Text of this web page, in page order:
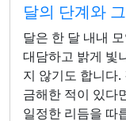
달의 단계와
달은 한 달 내내
대담하고 밝게 빛
지 않기도 합니다
금해한 적이 있다
일정한 리듬을 따